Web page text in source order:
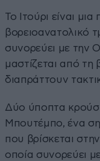
Το Ιτούρι είναι
βορειοανατολικό
συνορεύει με την
μαστίζεται από
διαπράττουν
Δύο ύποπτα
Μπουτέμπο, ένα
που βρίσκεται
οποία συνορεύει